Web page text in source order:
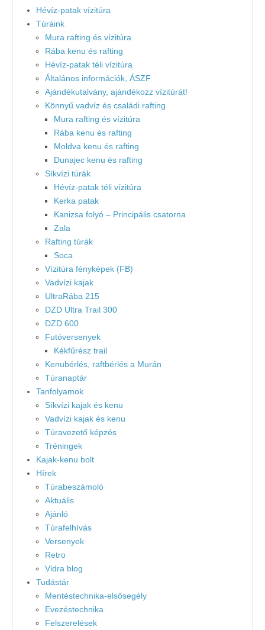
Hévíz-patak vízitúra
Túráink
Mura rafting és vízitúra
Rába kenu és rafting
Hévíz-patak téli vízitúra
Általános információk, ÁSZF
Ajándékutalvány, ajándékozz vízitúrát!
Könnyű vadvíz és családi rafting
Mura rafting és vízitúra
Rába kenu és rafting
Moldva kenu és rafting
Dunajec kenu és rafting
Síkvízi túrák
Hévíz-patak téli vízitúra
Kerka patak
Kanizsa folyó – Principális csatorna
Zala
Rafting túrák
Soca
Vízitúra fényképek (FB)
Vadvízi kajak
UltraRába 215
DZD Ultra Trail 300
DZD 600
Futóversenyek
Kékfűrész trail
Kenubérlés, raftbérlés a Murán
Túranaptár
Tanfolyamok
Síkvízi kajak és kenu
Vadvízi kajak és kenu
Túravezető képzés
Tréningek
Kajak-kenu bolt
Hírek
Túrabeszámoló
Aktuális
Ajánló
Túrafelhívás
Versenyek
Retro
Vidra blog
Tudástár
Mentéstechnika-elsősegély
Evezéstechnika
Felszerelések